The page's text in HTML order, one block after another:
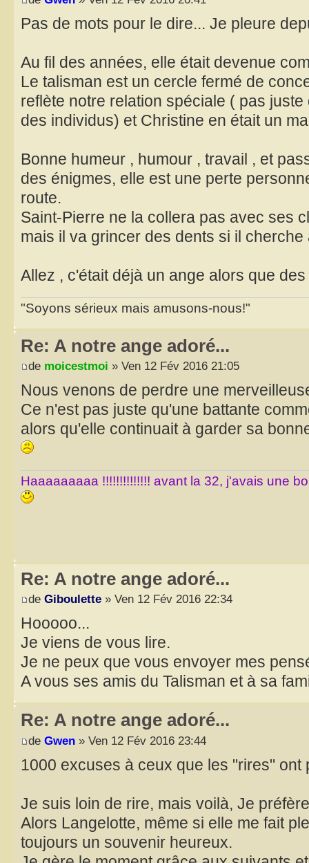
Pas de mots pour le dire... Je pleure
Au fil des années, elle était devenue
Le talisman est un cercle fermé de
reflète notre relation spéciale ( pas
des individus) et Christine en était un
Bonne humeur , humour , travail , et
des énigmes, elle est une perte
route.
Saint-Pierre ne la collera pas avec ses
mais il va grincer des dents si il
Allez , c'était déjà un ange alors que
"Soyons sérieux mais amusons-nous!"
Re: A notre ange adoré...
de moicestmoi » Ven 12 Fév 2016 21:05
Nous venons de perdre une
Ce n'est pas juste qu'une battante
alors qu'elle continuait à garder sa
Haaaaaaaaa !!!!!!!!!!!!!! avant la 32, j'avais une
Re: A notre ange adoré...
de Giboulette » Ven 12 Fév 2016 22:34
Hooooo...
Je viens de vous lire.
Je ne peux que vous envoyer mes
A vous ses amis du Talisman et à sa
Re: A notre ange adoré...
de Gwen » Ven 12 Fév 2016 23:44
1000 excuses à ceux que les "rires" ont
Je suis loin de rire, mais voilà, Je
Alors Langelotte, même si elle me fait
toujours un souvenir heureux.